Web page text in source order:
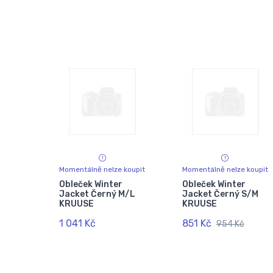
Momentálně nelze koupit
Obleček Winter
Jacket Černý M/L
KRUUSE
1 041 Kč
Momentálně nelze koupit
Obleček Winter
Jacket Černý S/M
KRUUSE
851 Kč 954 Kč